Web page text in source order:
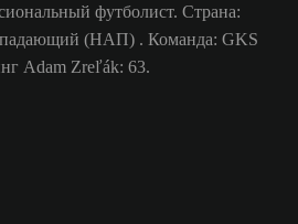
футболист. Страна:
(НАП) . Команда: GKS
Adam Zreľák: 63.